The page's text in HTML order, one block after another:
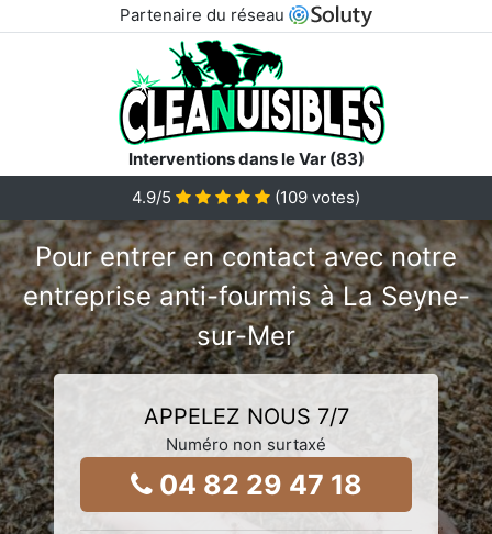
Partenaire du réseau
Interventions dans le Var (83)
4.9/5
(109 votes)
Pour entrer en contact avec notre
entreprise anti-fourmis à La Seyne-
sur-Mer
APPELEZ NOUS 7/7
Numéro non surtaxé
04 82 29 47 18